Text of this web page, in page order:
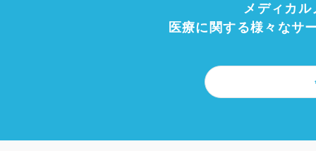
メディカ
医療に関する様々なサ